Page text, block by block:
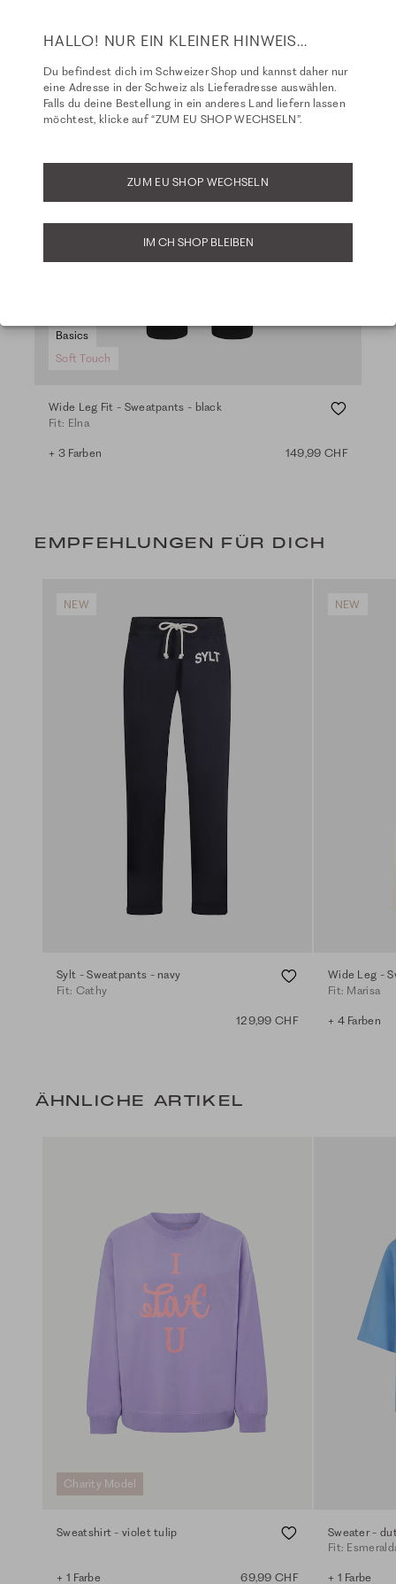
Basics
Soft Touch
Wide Leg Fit - Sweatpants - black
Fit: Elna
+ 3 Farben 149,99 CHF
EMPFEHLUNGEN FÜR DICH
NEW
Sylt - Sweatpants - navy
Fit: Cathy
129,99 CHF
NEW
Wide Leg -
Fit: Marisa
+ 4 Farben
ÄHNLICHE ARTIKEL
Charity Model
Sweatshirt - violet tulip
+ 1 Farbe 69,99 CHF
Sweater -
Fit:
+ 1 Farbe
HALLO! NUR EIN KLEINER HINWEIS...
Du befindest dich im Schweizer Shop und kannst daher nur
eine Adresse in der Schweiz als Lieferadresse auswählen.
Falls du deine Bestellung in ein anderes Land liefern lassen
möchtest, klicke auf “ZUM EU SHOP WECHSELN”.
ZUM EU SHOP WECHSELN
IM CH SHOP BLEIBEN